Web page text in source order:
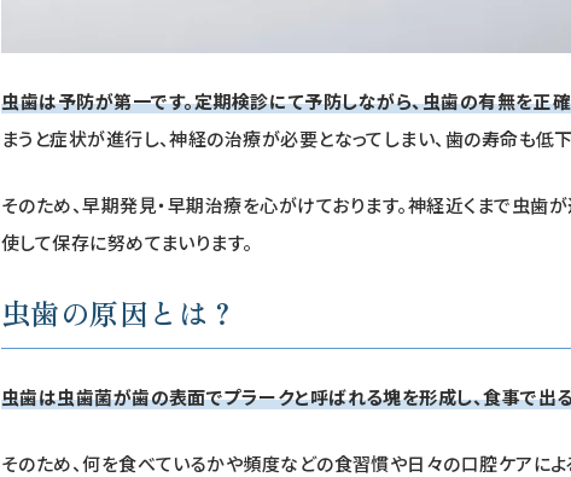
虫歯は予防が第一です。定期検診にて予防しながら、虫歯の有無を正確
まうと症状が進行し、神経の治療が必要となってしまい、歯の寿命も低
そのため、早期発見・早期治療を心がけております。神経近くまで虫歯
使して保存に努めてまいります。
虫歯の原因とは？
虫歯は虫歯菌が歯の表面でプラークと呼ばれる塊を形成し、食事で出
そのため、何を食べているかや頻度などの食習慣や日々の口腔ケアによ